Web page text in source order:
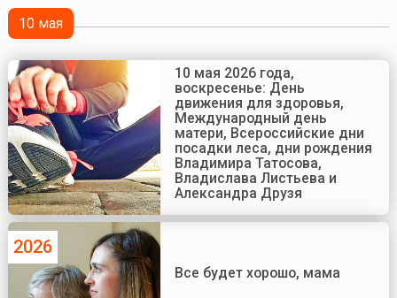
10 мая
10 мая 2026 года,
воскресенье: День
движения для здоровья,
Международный день
матери, Всероссийские дни
посадки леса, дни рождения
Владимира Татосова,
Владислава Листьева и
Александра Друзя
2026
Все будет хорошо, мама